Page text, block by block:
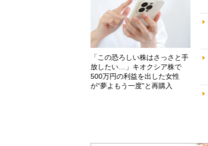
「この恐ろしい株はさっさと手
放したい…」キオクシア株で
500万円の利益を出した女性
が“夢よもう一度”と再購入